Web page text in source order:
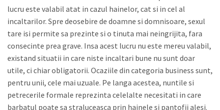
lucru este valabil atat in cazul hainelor, cat si in cel al
incaltarilor. Spre deosebire de doamne si domnisoare, sexul
tare isi permite sa prezinte si o tinuta mai neingrijita, fara
consecinte prea grave. Insa acest lucru nu este mereu valabil,
existand situatii in care niste incaltari bune nu sunt doar
utile, ci chiar obligatorii. Ocaziile din categoria business sunt,
pentru unii, cele mai uzuale. Pe langa acestea, nuntile si
petrecerile formale reprezinta celelalte necesitati in care
barbatul poate sa straluceasca prin hainele si pantofii alesi.